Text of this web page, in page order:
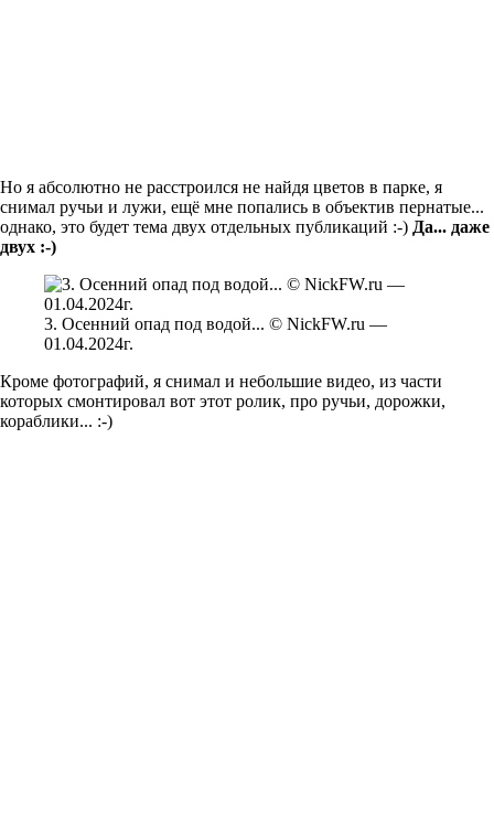
Но я абсолютно не расстроился не найдя цветов в парке, я
снимал ручьи и лужи, ещё мне попались в объектив пернатые...
однако, это будет тема двух отдельных публикаций :-) Да... даже
двух :-)
3. Осенний опад под водой... © NickFW.ru —
01.04.2024г.
Кроме фотографий, я снимал и небольшие видео, из части
которых смонтировал вот этот ролик, про ручьи, дорожки,
кораблики... :-)